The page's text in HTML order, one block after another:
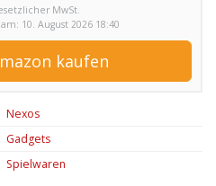
MwSt.
10. August 2026 18:40
kaufen
Nexos
Gadgets
Spielwaren